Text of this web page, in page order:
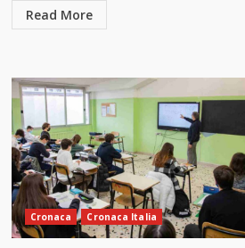
Read More
Cronaca Cronaca Italia